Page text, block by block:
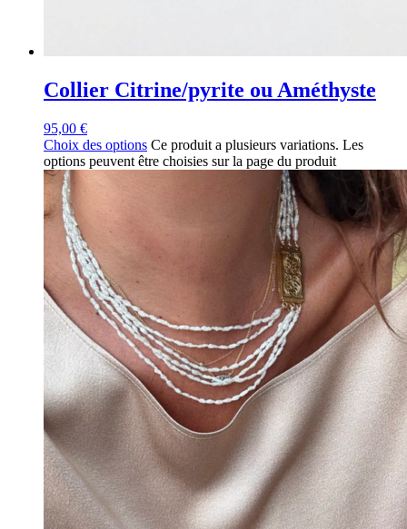
Collier Citrine/pyrite ou Améthyste
95,00 €
Choix des options Ce produit a plusieurs variations. Les
options peuvent être choisies sur la page du produit